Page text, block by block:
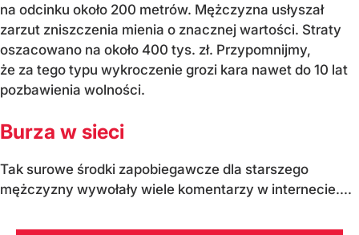
na odcinku około 200 metrów. Mężczyzna usłyszał
zarzut zniszczenia mienia o znacznej wartości. Straty
oszacowano na około 400 tys. zł. Przypomnijmy,
że za tego typu wykroczenie grozi kara nawet do 10 lat
pozbawienia wolności.
Burza w sieci
Tak surowe środki zapobiegawcze dla starszego
mężczyzny wywołały wiele komentarzy w internecie....